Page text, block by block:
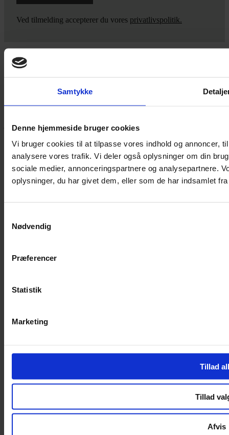
Samtykke
Denne hjemmeside bruger cookies
Vi bruger cookies til at tilpasse vores indhold og annoncer,
analysere vores trafik. Vi deler også oplysninger om din
sociale medier, annonceringspartnere og analysepartnere.
oplysninger, du har givet dem, eller som de har indsamlet
Nødvendig
Præferencer
Statistik
Marketing
Tillad
Tillad
Afvis
Ved tilmelding accepterer du vores privatlivspolitik.
Yarn Every Wear
Hvis du bøvler med noget eller ønsker ny inspiration, så skriv til
jeg dig på vej.
Vestergade 12 6270, Tønder
60 51 96 50
post@yarneverywear.dk
CVR 43041649
Facebook-f
Instagram
Handelsbetingelser
Handelsbetingelser
Om Yarn Every Wear
Mandag – Fredag 10:00 – 17:30
Copyright © 2022.Design & hosting by Webhuset Ballum ApS